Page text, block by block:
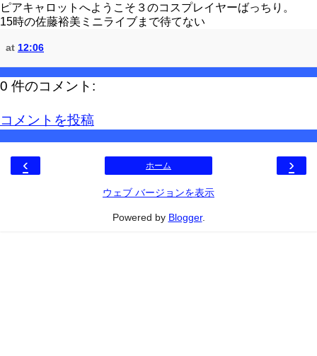
ピアキャロットへようこそ３のコスプレイヤーばっちり。
15時の佐藤裕美ミニライブまで待てない
at 12:06
0 件のコメント:
コメントを投稿
‹ ›
ホーム
ウェブ バージョンを表示
Powered by Blogger.